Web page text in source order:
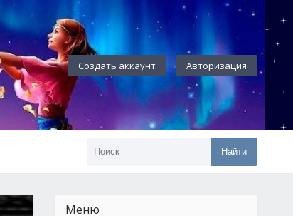
Создать аккаунт Авторизация
Найти
Меню